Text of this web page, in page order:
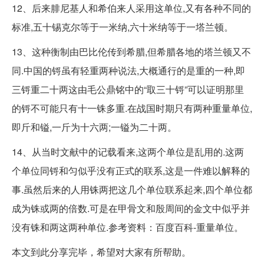
12、后来腓尼基人和希伯来人采用这单位,又有各种不同的
标准,五十锡克尔等于一米纳,六十米纳等于一塔兰顿。
13、这种衡制由巴比伦传到希腊,但希腊各地的塔兰顿又不
同.中国的锊虽有轻重两种说法,大概通行的是重的一种,即
三锊重二十两这由毛公鼎铭中的“取三十锊”可以证明那里
的锊不可能只有十一铢多重.在战国时期只有两种重量单位,
即斤和镒,一斤为十六两;一镒为二十两。
14、从当时文献中的记载看来,这两个单位是乱用的.这两
个单位同锊和匀似乎没有正式的联系,这是一件难以解释的
事.虽然后来的人用铢两把这几个单位联系起来,四个单位都
成为铢或两的倍数.可是在甲骨文和殷周间的金文中似乎并
没有铢和两这两种单位.参考资料：百度百科-重量单位。
本文到此分享完毕，希望对大家有所帮助。